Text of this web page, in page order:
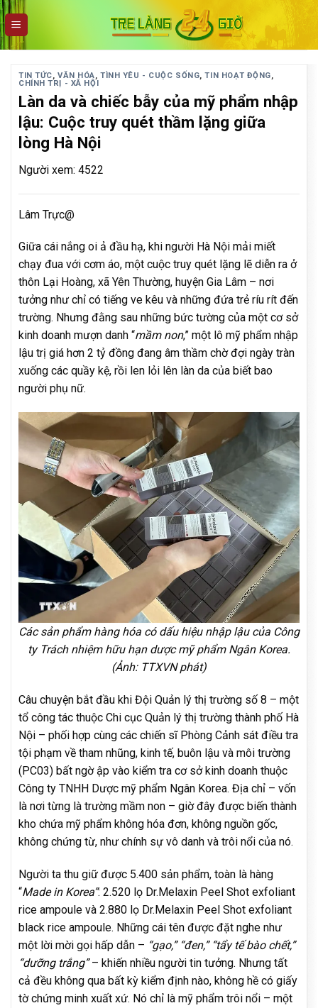
Skip
to
content
TIN TỨC,VĂN HÓA,TÌNH YÊU - CUỘC SỐNG,TIN HOẠT ĐỘNG,
CHÍNH TRỊ - XÃ HỘI
Làn da và chiếc bẫy của mỹ phẩm nhập
lậu: Cuộc truy quét thầm lặng giữa
lòng Hà Nội
Người xem: 4522
Lâm Trực@
Giữa cái nắng oi ả đầu hạ, khi người Hà Nội mải miết
chạy đua với cơm áo, một cuộc truy quét lặng lẽ diễn ra ở
thôn Lại Hoàng, xã Yên Thường, huyện Gia Lâm – nơi
tưởng như chỉ có tiếng ve kêu và những đứa trẻ ríu rít đến
trường. Nhưng đằng sau những bức tường của một cơ sở
kinh doanh mượn danh “mầm non,” một lô mỹ phẩm nhập
lậu trị giá hơn 2 tỷ đồng đang âm thầm chờ đợi ngày tràn
xuống các quầy kệ, rồi len lỏi lên làn da của biết bao
người phụ nữ.
Các sản phẩm hàng hóa có dấu hiệu nhập lậu của Công
ty Trách nhiệm hữu hạn dược mỹ phẩm Ngân Korea.
(Ảnh: TTXVN phát)
Câu chuyện bắt đầu khi Đội Quản lý thị trường số 8 – một
tổ công tác thuộc Chi cục Quản lý thị trường thành phố Hà
Nội – phối hợp cùng các chiến sĩ Phòng Cảnh sát điều tra
tội phạm về tham nhũng, kinh tế, buôn lậu và môi trường
(PC03) bất ngờ ập vào kiểm tra cơ sở kinh doanh thuộc
Công ty TNHH Dược mỹ phẩm Ngân Korea. Địa chỉ – vốn
là nơi từng là trường mầm non – giờ đây được biến thành
kho chứa mỹ phẩm không hóa đơn, không nguồn gốc,
không chứng từ, như chính sự vô danh và trôi nổi của nó.
Người ta thu giữ được 5.400 sản phẩm, toàn là hàng
“Made in Korea”: 2.520 lọ Dr.Melaxin Peel Shot exfoliant
rice ampoule và 2.880 lọ Dr.Melaxin Peel Shot exfoliant
black rice ampoule. Những cái tên được đặt nghe như
một lời mời gọi hấp dẫn – “gạo,” “đen,” “tẩy tế bào chết,”
“dưỡng trắng”– khiến nhiều người tin tưởng. Nhưng tất
cả đều không qua bất kỳ kiểm định nào, không hề có giấy
tờ chứng minh xuất xứ. Nó chỉ là mỹ phẩm trôi nổi – một